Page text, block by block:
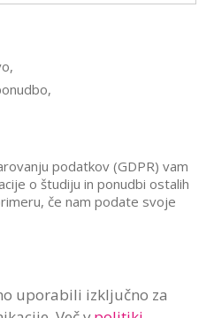
podatkov (GDPR) vam
o študiju in ponudbi ostalih
če nam podate svoje
uporabili izključno za